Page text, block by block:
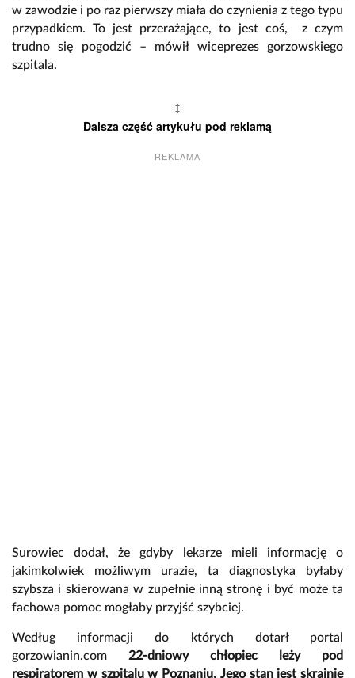
w zawodzie i po raz pierwszy miała do czynienia z tego typu
przypadkiem. To jest przerażające, to jest coś, z czym
trudno się pogodzić – mówił wiceprezes gorzowskiego
szpitala.
↕
Dalsza część artykułu pod reklamą
REKLAMA
Surowiec dodał, że gdyby lekarze mieli informację o
jakimkolwiek możliwym urazie, ta diagnostyka byłaby
szybsza i skierowana w zupełnie inną stronę i być może ta
fachowa pomoc mogłaby przyjść szybciej.
Według informacji do których dotarł portal
gorzowianin.com 22-dniowy chłopiec leży pod
respiratorem w szpitalu w Poznaniu. Jego stan jest skrajnie